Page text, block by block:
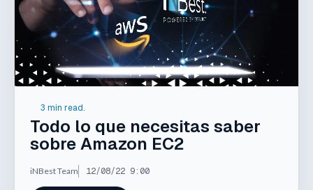
3 min read.
Todo lo que necesitas saber
sobre Amazon EC2
iNBest Team 12/08/22 9:00